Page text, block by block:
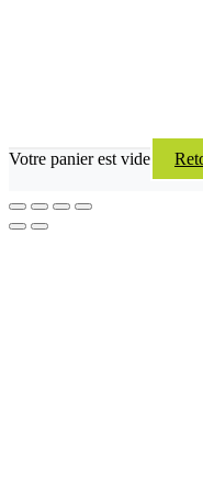
Votre panier est vide